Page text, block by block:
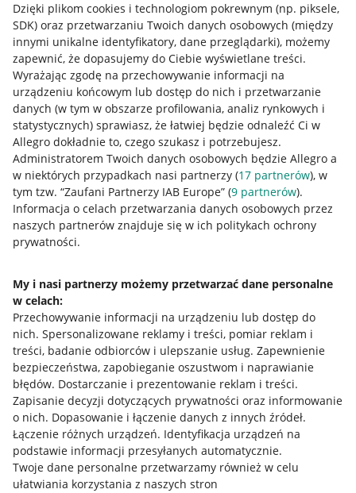
Dzięki plikom cookies i technologiom pokrewnym (np. piksele,
SDK) oraz przetwarzaniu Twoich danych osobowych (między
innymi unikalne identyfikatory, dane przeglądarki), możemy
zapewnić, że dopasujemy do Ciebie wyświetlane treści.
Wyrażając zgodę na przechowywanie informacji na
urządzeniu końcowym lub dostęp do nich i przetwarzanie
danych (w tym w obszarze profilowania, analiz rynkowych i
statystycznych) sprawiasz, że łatwiej będzie odnaleźć Ci w
Allegro dokładnie to, czego szukasz i potrzebujesz.
Administratorem Twoich danych osobowych będzie Allegro a
w niektórych przypadkach nasi partnerzy (17 partnerów), w
tym tzw. “Zaufani Partnerzy IAB Europe” (9 partnerów).
Informacja o celach przetwarzania danych osobowych przez
naszych partnerów znajduje się w ich politykach ochrony
prywatności.
My i nasi partnerzy możemy przetwarzać dane personalne
w celach:
Przechowywanie informacji na urządzeniu lub dostęp do
nich. Spersonalizowane reklamy i treści, pomiar reklam i
treści, badanie odbiorców i ulepszanie usług. Zapewnienie
bezpieczeństwa, zapobieganie oszustwom i naprawianie
błędów. Dostarczanie i prezentowanie reklam i treści.
Zapisanie decyzji dotyczących prywatności oraz informowanie
o nich. Dopasowanie i łączenie danych z innych źródeł.
Łączenie różnych urządzeń. Identyfikacja urządzeń na
podstawie informacji przesyłanych automatycznie.
Twoje dane personalne przetwarzamy również w celu
ułatwiania korzystania z naszych stron
Nawigacja
Przydatne informacje
Jak to działa
Napisz do nas
Allegro Gadane dla kupujących
Mapa miejscowości
Informacje prawne
Regulamin
Polityka plików "cookies"
Ustawienia plików "cookies"
Udostępnianie lokalizacji